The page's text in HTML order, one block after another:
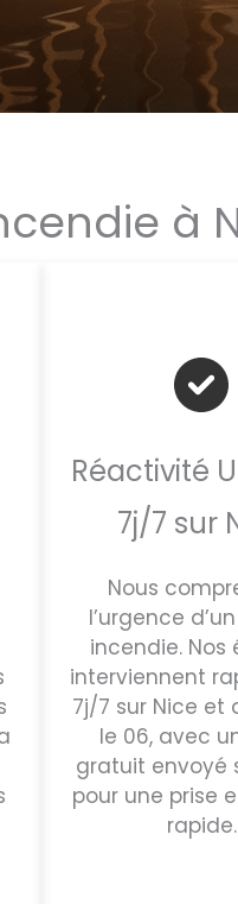
à
Réactivité
7j/7 sur
Nous
l’urgence
incendie. Nos
interviennent
7j/7 sur Nice et
le 06, avec
gratuit envoyé
pour une prise
rapide.